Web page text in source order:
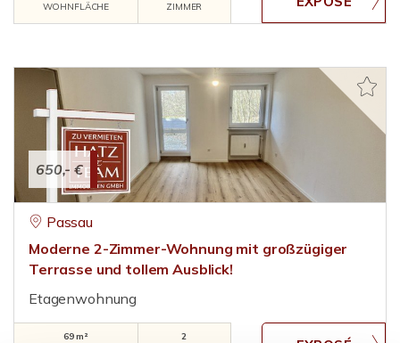
WOHNFLÄCHE
ZIMMER
650,- €
Passau
Moderne 2-Zimmer-Wohnung mit großzügiger
Terrasse und tollem Ausblick!
Etagenwohnung
69 m²
2